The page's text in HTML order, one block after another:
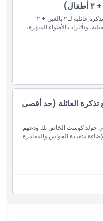
ادخل إلى جاذبية إنفينيتي جولد كوست مع تذكرة عائلية لـ ٢ بالغين + ٢
وتأثيرات الأضواء المبهرة،
العائلة (حد أقصى
جولد كوست الخاص بك ودعهم
متعددة الحواس والمغامرة